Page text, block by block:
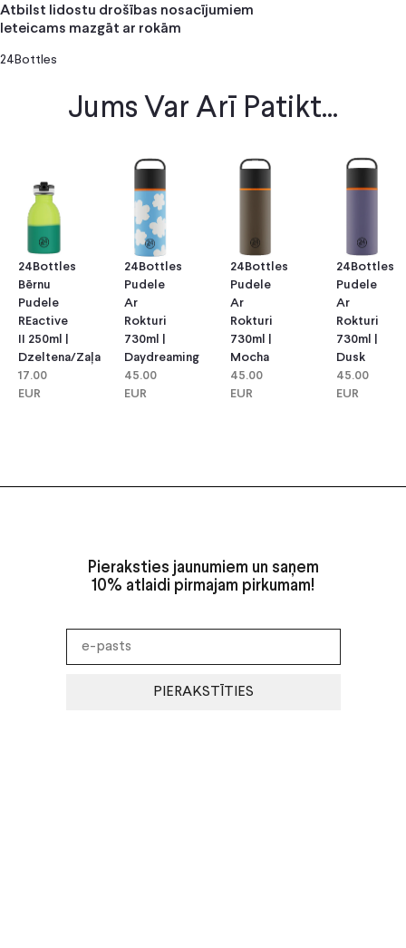
Atbilst lidostu drošības nosacījumiem
Ieteicams mazgāt ar rokām
24Bottles
Jums Var Arī Patikt...
24Bottles
Bērnu
Pudele
REactive
II 250ml |
Dzeltena/Zaļa
17.00
EUR
24Bottles
Pudele
Ar
Rokturi
730ml |
Daydreaming
45.00
EUR
24Bottles
Pudele
Ar
Rokturi
730ml |
Mocha
45.00
EUR
24Bottles
Pudele
Ar
Rokturi
730ml |
Dusk
45.00
EUR
Pieraksties jaunumiem un saņem
10% atlaidi pirmajam pirkumam!
PIERAKSTĪTIES